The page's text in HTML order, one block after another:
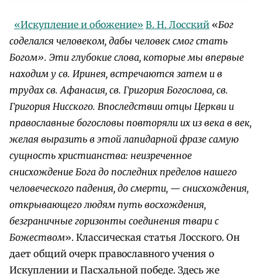
«Искупление и обожение» В. Н. Лосский «Бог
соделался человеком, дабы человек смог стать
Богом». Эти глубокие слова, которые мы впервые
находим у св. Иринея, встречаются затем и в
трудах св. Афанасия, св. Григория Богослова, св.
Григория Нисского. Впоследствии отцы Церкви и
православные богословы повторяли их из века в век,
желая выразить в этой лапидарной фразе самую
сущность христианства: неизреченное
снисхождение Бога до последних пределов нашего
человеческого падения, до смерти, — снисхождения,
открывающего людям путь восхождения,
безграничные горизонты соединения твари с
Божеством». Классическая статья Лосского. Он
дает общий очерк православного учения о
Искуплении и Пасхальной победе. Здесь же